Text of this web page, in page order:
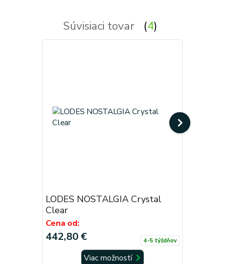
Súvisiaci tovar 4
LODES NOSTALGIA Crystal
Clear
Cena od:
442,80 € 4-5 týždňov
Viac možností